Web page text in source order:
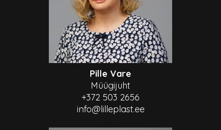
Pille Vare
Müügijuht
+372 503 2656
info@lilleplast.ee